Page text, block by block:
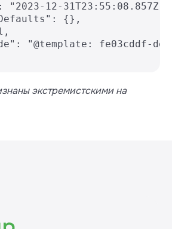
12-31T23:55:08.857Z",
{},
"@template: fe03cddf-
экстремистскими на